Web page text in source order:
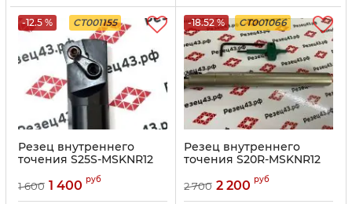
-12.5 % CT001155
Резец внутреннего
точения S25S-MSKNR12
1 600 1 400 руб
-18.52 % CT001066
Резец внутреннего
точения S20R-MSKNR12
2 700 2 200 руб